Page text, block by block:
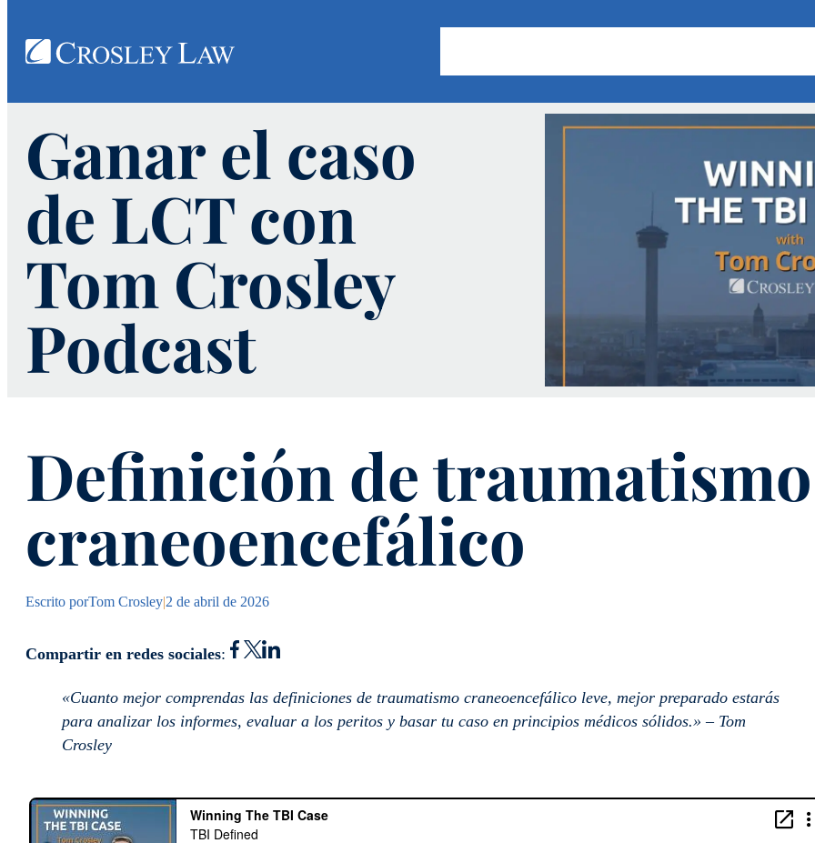
Ganar el caso
de LCT con
Tom Crosley
Podcast
Definición de traumatismo
craneoencefálico
Escrito porTom Crosley|2 de abril de 2026
Compartir en redes sociales:
«Cuanto mejor comprendas las definiciones de traumatismo craneoencefálico leve, mejor preparado estarás
para analizar los informes, evaluar a los peritos y basar tu caso en principios médicos sólidos.» – Tom
Crosley